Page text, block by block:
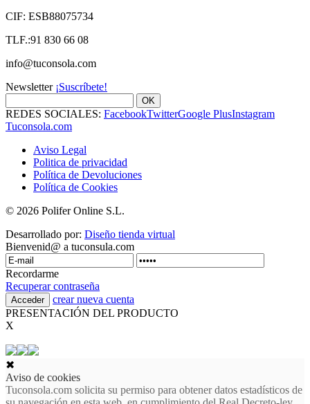
CIF: ESB88075734
TLF.:91 830 66 08
info@tuconsola.com
Newsletter ¡Suscríbete!
OK
REDES SOCIALES: FacebookTwitterGoogle PlusInstagram
Tuconsola.com
Aviso Legal
Politica de privacidad
Política de Devoluciones
Política de Cookies
© 2026 Polifer Online S.L.
Desarrollado por: Diseño tienda virtual
Bienvenid@ a tuconsula.com
Recordarme
Recuperar contraseña
crear nueva cuenta
PRESENTACIÓN DEL PRODUCTO
X
✖
Aviso de cookies
Tuconsola.com solicita su permiso para obtener datos estadísticos de